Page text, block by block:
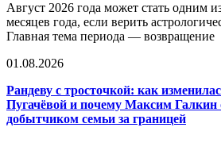
Август 2026 года может стать одним
месяцев года, если верить
Главная тема периода — возвращение
01.08.2026
Рандеву с тросточкой: как
Пугачёвой и почему Максим Галкин
добытчиком семьи за границей